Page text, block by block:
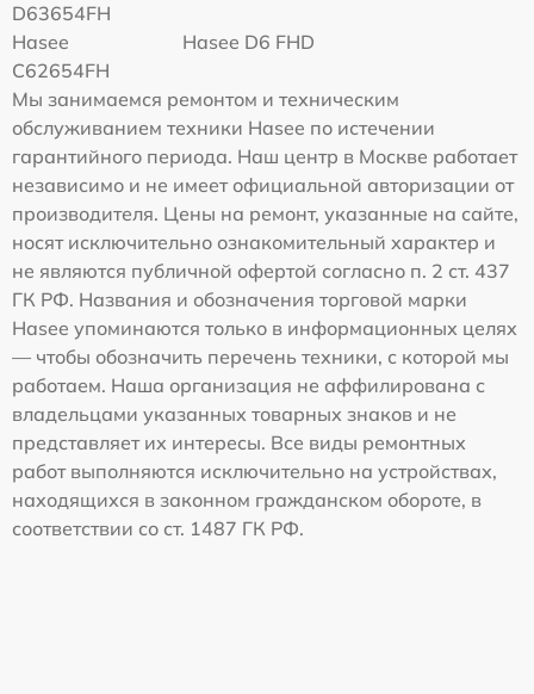
D63654FH
Hasee
C62654FH
Hasee D6 FHD
Мы занимаемся ремонтом и техническим
обслуживанием техники Hasee по истечении
гарантийного периода. Наш центр в Москве работает
независимо и не имеет официальной авторизации от
производителя. Цены на ремонт, указанные на сайте,
носят исключительно ознакомительный характер и
не являются публичной офертой согласно п. 2 ст. 437
ГК РФ. Названия и обозначения торговой марки
Hasee упоминаются только в информационных целях
— чтобы обозначить перечень техники, с которой мы
работаем. Наша организация не аффилирована с
владельцами указанных товарных знаков и не
представляет их интересы. Все виды ремонтных
работ выполняются исключительно на устройствах,
находящихся в законном гражданском обороте, в
соответствии со ст. 1487 ГК РФ.